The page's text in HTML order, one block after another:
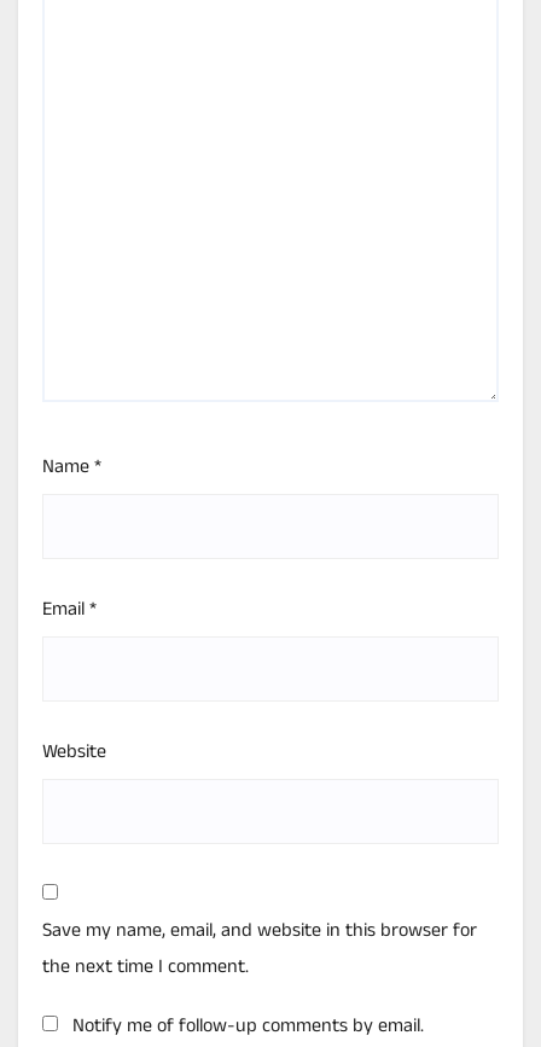
Name*
Email*
Website
Save my name, email, and website in this browser for
the next time I comment.
Notify me of follow-up comments by email.